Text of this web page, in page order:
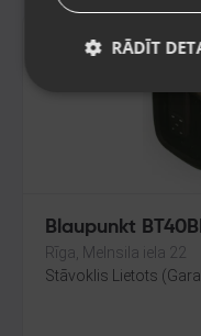
Blaupunkt
Rīga, Melnsila iela 22
Stāvoklis Lietots
RĀDĪT